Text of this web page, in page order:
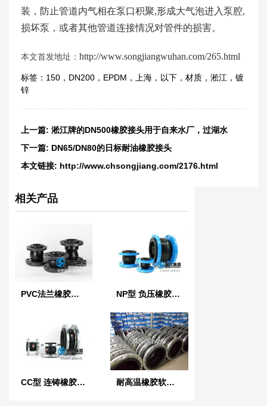
装，防止管道内气相在泵口积聚,形成大气泡进入泵腔,
损坏泵，或者其他管道连接情况对管件的损害。
本文首发地址： http://www.songjiangwuhan.com/265.html
标签： 150 ， DN200 ， EPDM ， 上海 ， 以下 ， 材质 ， 淞江 ， 镀
锌
上一篇: 淞江牌的DN500橡胶接头用于自来水厂，过湖水
下一篇: DN65/DN80的日标耐油橡胶接头
本文链接: http://www.chsongjiang.com/2176.html
相关产品
PVC法兰橡胶软接头 NP型 负压橡胶接头
CC型 连铸橡胶软连接 耐高温橡胶软接头